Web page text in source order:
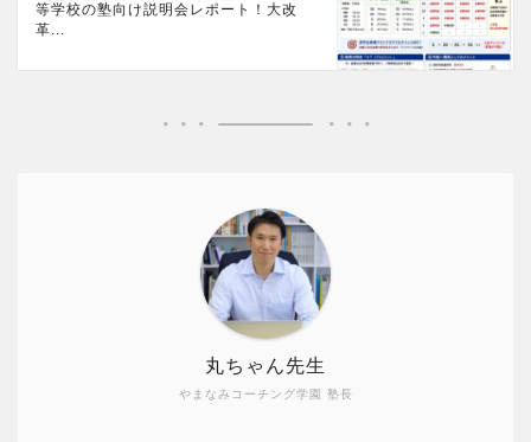
等学校の塾向け説明会レポート！大改
革...
やまなみコーチング学園 塾長
丸ちゃん先生